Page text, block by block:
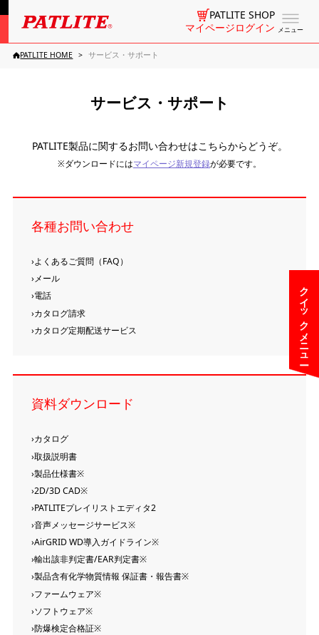
メニュー
PATLITE SHOP
マイページログイン
クイックメニュー
PATLITE HOME サービス・サポート
サービス・サポート
PATLITE製品に関するお問い合わせはこちらからどうぞ。
※ダウンロードにはマイページ新規登録が必要です。
各種お問い合わせ
よくあるご質問（FAQ）
メール
電話
カタログ請求
カタログ定期配送サービス
資料ダウンロード
カタログ
取扱説明書
製品仕様書※
2D/3D CAD※
PATLITEプレイリストエディタ2
音声メッセージサービス※
AirGRID WD導入ガイドライン※
輸出該非判定書/EAR判定書※
製品含有化学物質情報 保証書・報告書※
ファームウェア※
ソフトウェア※
防爆検定合格証※